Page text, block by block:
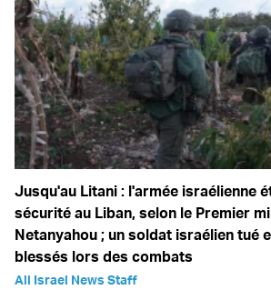
Jusqu'au Litani : l'armée israélienne
sécurité au Liban, selon le Premier
Netanyahou ; un soldat israélien tué
blessés lors des combats
All Israel News Staff